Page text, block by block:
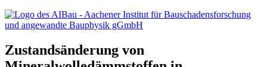
AIBau – Aachener Institut für Bauschadensforschung und
angewandte Bauphysik
Zustandsänderung von